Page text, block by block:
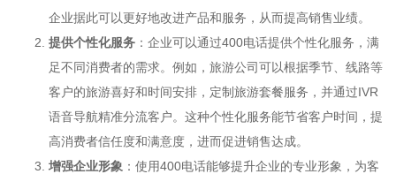
企业据此可以更好地改进产品和服务，从而提高销售业绩。
提供个性化服务 ：企业可以通过400电话提供个性化服务，满
足不同消费者的需求。例如，旅游公司可以根据季节、线路等
客户的旅游喜好和时间安排，定制旅游套餐服务，并通过IVR
语音导航精准分流客户。这种个性化服务能节省客户时间，提
高消费者信任度和满意度，进而促进销售达成。
增强企业形象 ：使用400电话能够提升企业的专业形象，为客